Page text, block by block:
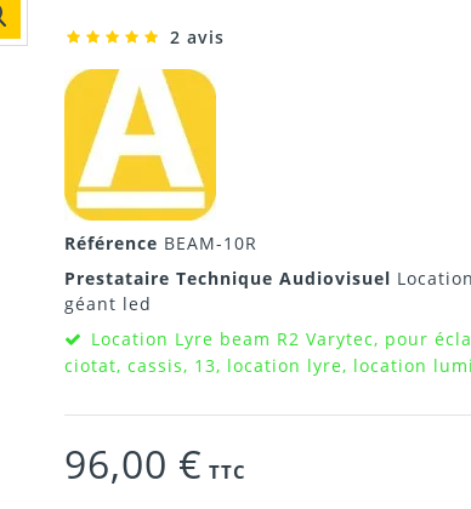
2 avis
Référence BEAM-10R
Prestataire Technique Audiovisuel
géant led
Location Lyre beam R2 Varytec, pour
ciotat, cassis, 13, location lyre, location
96,00 € TTC